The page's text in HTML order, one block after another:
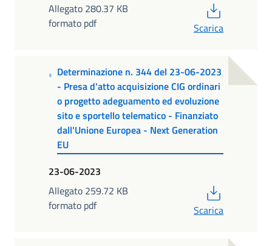
Allegato 280.37 KB
formato pdf
Scarica
Determinazione n. 344 del 23-06-2023
- Presa d'atto acquisizione CIG ordinari
o progetto adeguamento ed evoluzione
sito e sportello telematico - Finanziato
dall'Unione Europea - Next Generation
EU
23-06-2023
Allegato 259.72 KB
formato pdf
Scarica